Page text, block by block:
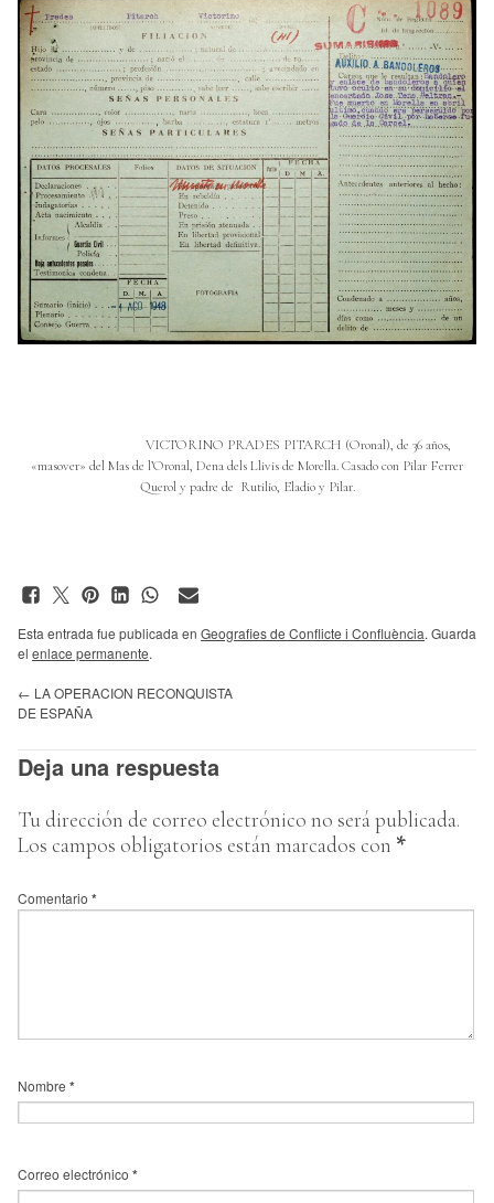
VICTORINO PRADES PITARCH (Oronal), de 36 años,
«masover» del Mas de l’Oronal, Dena dels Llivis de Morella. Casado con Pilar Ferrer
Querol y padre de Rutilio, Eladio y Pilar.
Esta entrada fue publicada en Geografies de Conflicte i Confluència. Guarda
el enlace permanente.
← LA OPERACION RECONQUISTA
DE ESPAÑA
Deja una respuesta
Tu dirección de correo electrónico no será publicada.
Los campos obligatorios están marcados con *
Comentario *
Nombre *
Correo electrónico *